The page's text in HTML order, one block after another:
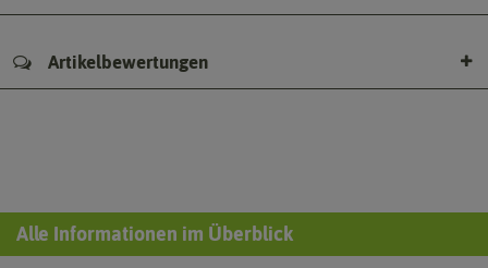
Artikelbewertungen
Alle Informationen im Überblick